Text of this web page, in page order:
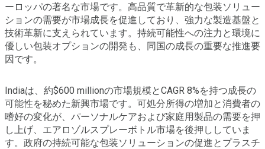
ーロッパの著名な市場です。高品質で革新的な包装ソリュー
ションの需要が市場成長を促進しており、強力な製造基盤と
技術革新に支えられています。持続可能性への注力と環境に
優しい包装オプションの開発も、同国の成長の重要な推進要
因です。
Indiaは、約$600 millionの市場規模とCAGR 8%を持つ成長の
可能性を秘めた新興市場です。可処分所得の増加と消費者の
嗜好の変化が、パーソナルケアおよび家庭用製品の需要を押
し上げ、エアロゾルスプレーボトル市場を後押ししていま
す。政府の持続可能な包装ソリューションの促進とプラスチ